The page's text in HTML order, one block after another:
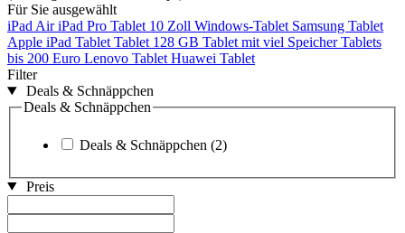
Für Sie ausgewählt
iPad AiriPad Pro Tablet 10 Zoll Windows-Tablet Samsung Tablet
Apple iPad Tablet Tablet 128 GB Tablet mit viel SpeicherTablets
bis 200 Euro Lenovo Tablet Huawei Tablet
Filter
Deals & Schnäppchen
Deals & Schnäppchen
Deals & Schnäppchen (2)
Preis